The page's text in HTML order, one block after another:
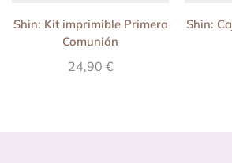
Shin: Kit imprimible Primera
Comunión
24,90 €
Shin: